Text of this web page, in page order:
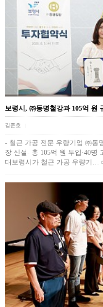
보령시, ㈜동명철강과 105억 원
김준호
- 철근 가공 전문 우량기업 ㈜동
장 신설- 총 105억 원 투입·40명
대보령시가 철근 가공 우량기…